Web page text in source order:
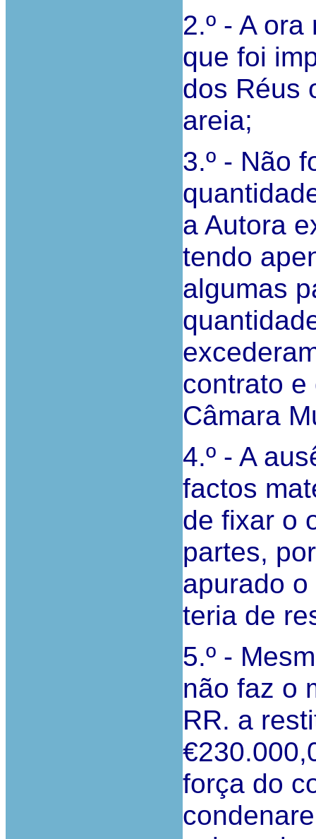
2.º - A
que foi
dos Réus
areia;
3.º - Não
a Autora
tendo
algumas
contrato
Câmara
4.º - A
factos
de fixar o
partes,
apurado
teria de
5.º -
não faz o
RR. a
força do